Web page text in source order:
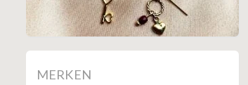
MERKEN